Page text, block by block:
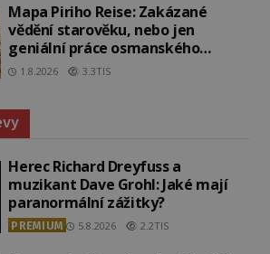
Mapa Piriho Reise: Zakázané
vědění starověku, nebo jen
geniální práce osmanského
admirála?
1.8.2026 3.3TIS
Herec Richard Dreyfuss a
muzikant Dave Grohl: Jaké mají
paranormální zážitky?
PREMIUM 5.8.2026 2.2TIS